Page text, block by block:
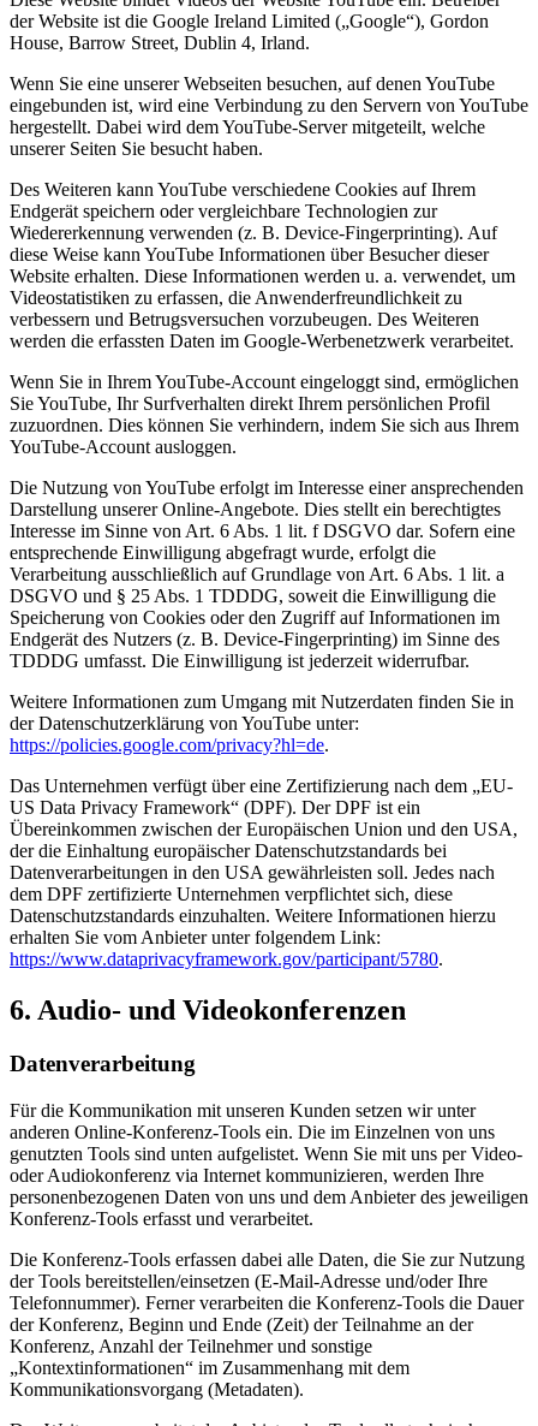
der Website ist die Google Ireland Limited („Google“), Gordon
House, Barrow Street, Dublin 4, Irland.
Wenn Sie eine unserer Webseiten besuchen, auf denen YouTube
eingebunden ist, wird eine Verbindung zu den Servern von YouTube
hergestellt. Dabei wird dem YouTube-Server mitgeteilt, welche
unserer Seiten Sie besucht haben.
Des Weiteren kann YouTube verschiedene Cookies auf Ihrem
Endgerät speichern oder vergleichbare Technologien zur
Wiedererkennung verwenden (z. B. Device-Fingerprinting). Auf
diese Weise kann YouTube Informationen über Besucher dieser
Website erhalten. Diese Informationen werden u. a. verwendet, um
Videostatistiken zu erfassen, die Anwenderfreundlichkeit zu
verbessern und Betrugsversuchen vorzubeugen. Des Weiteren
werden die erfassten Daten im Google-Werbenetzwerk verarbeitet.
Wenn Sie in Ihrem YouTube-Account eingeloggt sind, ermöglichen
Sie YouTube, Ihr Surfverhalten direkt Ihrem persönlichen Profil
zuzuordnen. Dies können Sie verhindern, indem Sie sich aus Ihrem
YouTube-Account ausloggen.
Die Nutzung von YouTube erfolgt im Interesse einer ansprechenden
Darstellung unserer Online-Angebote. Dies stellt ein berechtigtes
Interesse im Sinne von Art. 6 Abs. 1 lit. f DSGVO dar. Sofern eine
entsprechende Einwilligung abgefragt wurde, erfolgt die
Verarbeitung ausschließlich auf Grundlage von Art. 6 Abs. 1 lit. a
DSGVO und § 25 Abs. 1 TDDDG, soweit die Einwilligung die
Speicherung von Cookies oder den Zugriff auf Informationen im
Endgerät des Nutzers (z. B. Device-Fingerprinting) im Sinne des
TDDDG umfasst. Die Einwilligung ist jederzeit widerrufbar.
Weitere Informationen zum Umgang mit Nutzerdaten finden Sie in
der Datenschutzerklärung von YouTube unter:
https://policies.google.com/privacy?hl=de.
Das Unternehmen verfügt über eine Zertifizierung nach dem „EU-
US Data Privacy Framework“ (DPF). Der DPF ist ein
Übereinkommen zwischen der Europäischen Union und den USA,
der die Einhaltung europäischer Datenschutzstandards bei
Datenverarbeitungen in den USA gewährleisten soll. Jedes nach
dem DPF zertifizierte Unternehmen verpflichtet sich, diese
Datenschutzstandards einzuhalten. Weitere Informationen hierzu
erhalten Sie vom Anbieter unter folgendem Link:
https://www.dataprivacyframework.gov/participant/5780.
6. Audio- und Videokonferenzen
Datenverarbeitung
Für die Kommunikation mit unseren Kunden setzen wir unter
anderen Online-Konferenz-Tools ein. Die im Einzelnen von uns
genutzten Tools sind unten aufgelistet. Wenn Sie mit uns per Video-
oder Audiokonferenz via Internet kommunizieren, werden Ihre
personenbezogenen Daten von uns und dem Anbieter des jeweiligen
Konferenz-Tools erfasst und verarbeitet.
Die Konferenz-Tools erfassen dabei alle Daten, die Sie zur Nutzung
der Tools bereitstellen/einsetzen (E-Mail-Adresse und/oder Ihre
Telefonnummer). Ferner verarbeiten die Konferenz-Tools die Dauer
der Konferenz, Beginn und Ende (Zeit) der Teilnahme an der
Konferenz, Anzahl der Teilnehmer und sonstige
„Kontextinformationen“ im Zusammenhang mit dem
Kommunikationsvorgang (Metadaten).